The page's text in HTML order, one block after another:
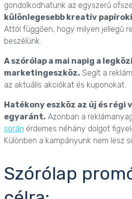
gondolkodhatunk az egyszerű
különlegesebb kreatív
Attól függően, hogy milyen jellegű
beszélünk.
A szórólap a mai napig a
marketingeszköz. Segít a
az aktuális akciókat és kuponokat.
Hatékony eszköz az új és régi
egyaránt. Azonban a
során érdemes néhány dolgot
Különben a kampányunk nem lesz
Szórólap